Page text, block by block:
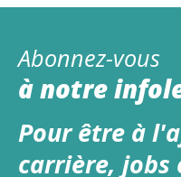
Abonnez-vous
à notre
Pour être à
carrière, jobs